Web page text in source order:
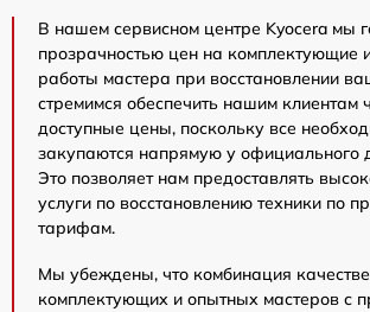
В нашем сервисном центре Kyocera мы
прозрачностью цен на комплектующие
работы мастера при восстановлении
стремимся обеспечить нашим клиентам
доступные цены, поскольку все
закупаются напрямую у официального
Это позволяет нам предоставлять
услуги по восстановлению техники по
тарифам.
Мы убеждены, что комбинация
комплектующих и опытных мастеров с